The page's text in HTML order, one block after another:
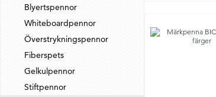
Blyertspennor
Whiteboardpennor
Överstrykningspennor
Fiberspets
Gelkulpennor
Stiftpennor